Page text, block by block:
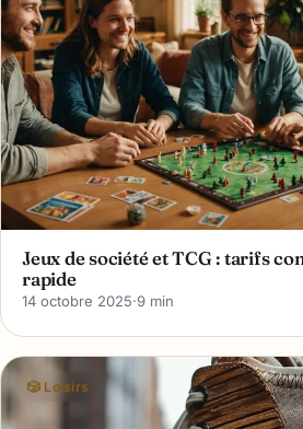
Jeux de société et TCG : tarifs
rapide
14 octobre 2025·9 min
🎲 Loisirs